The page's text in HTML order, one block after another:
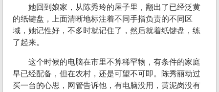
她回到娘家，从陈秀玲的屋子里，翻出了已经泛黄
的纸键盘，上面清晰地标注着不同手指负责的不同区
域，她记性好，不多时就记住了，然后就着纸键盘，练
了起来。
这个时候的电脑在市里不算稀罕物，有条件的家庭
早已经配备，但在农村，还是可望不可即。陈秀丽动过
买一台的心思，网管告诉他，有电脑没用，黄泥岗没有